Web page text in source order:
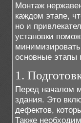
Монтаж
каждом этапе,
но и
установки
основные этапы
1.
Перед началом
здания. Это
дефектов,
Также